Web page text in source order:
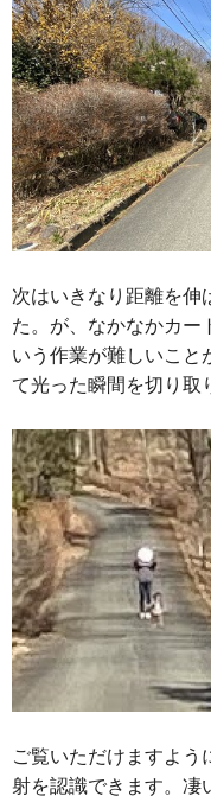
次はいきなり距離を伸
た。が、なかなかカー
いう作業が難しいこ
て光った瞬間を切り取
ご覧いただけますよう
射を認識できます。凄